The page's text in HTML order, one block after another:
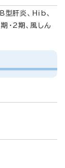
型肝炎、Hib、
・2期、風しん